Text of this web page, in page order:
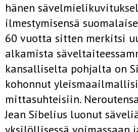
hänen
ilmestymisensä
60 vuotta sitten merkitsi
alkamista
kansalliselta pohjalta on
kohonnut
mittasuhteisiin.
Jean Sibelius luonut